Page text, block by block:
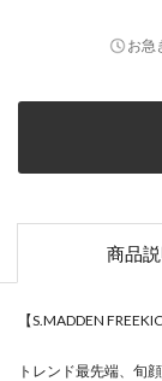
お急
商品
【S.MADDEN
トレンド最先端、旬